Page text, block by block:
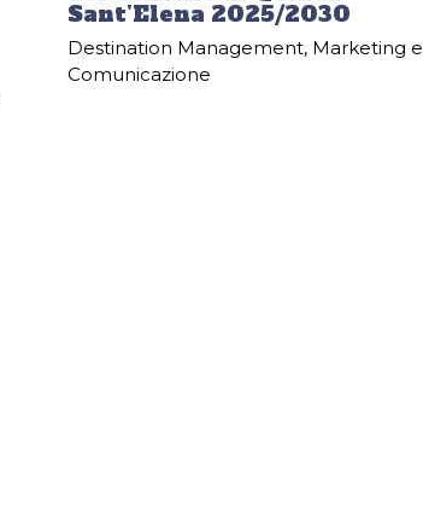
Sant’Elena 2025/2030
Destination Management, Marketing e
Comunicazione